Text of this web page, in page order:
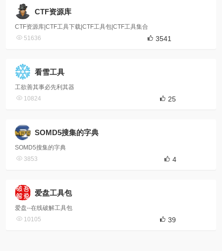
CTF资源库
CTF资源库|CTF工具下载|CTF工具包|CTF工具集合
51636
3541
看雪工具
工欲善其事必先利其器
10824
25
SOMD5搜集的字典
SOMD5搜集的字典
3853
4
爱盘工具包
爱盘--在线破解工具包
10105
39